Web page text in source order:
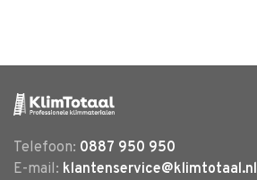
Telefoon: 0887 950 950
E-mail: klantenservice@klimtotaal.nl